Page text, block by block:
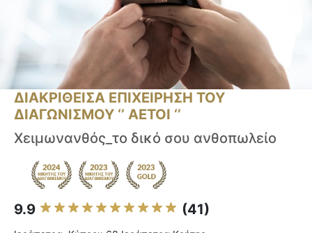
ΔΙΑΚΡΙΘΕΙΣΑ ΕΠΙΧΕΙΡΗΣΗ ΤΟΥ
ΔΙΑΓΩΝΙΣΜΟΥ ‘’ ΑΕΤΟΙ ‘’
Χειμωνανθός_το δικό σου ανθοπωλείο
9.9 (41)